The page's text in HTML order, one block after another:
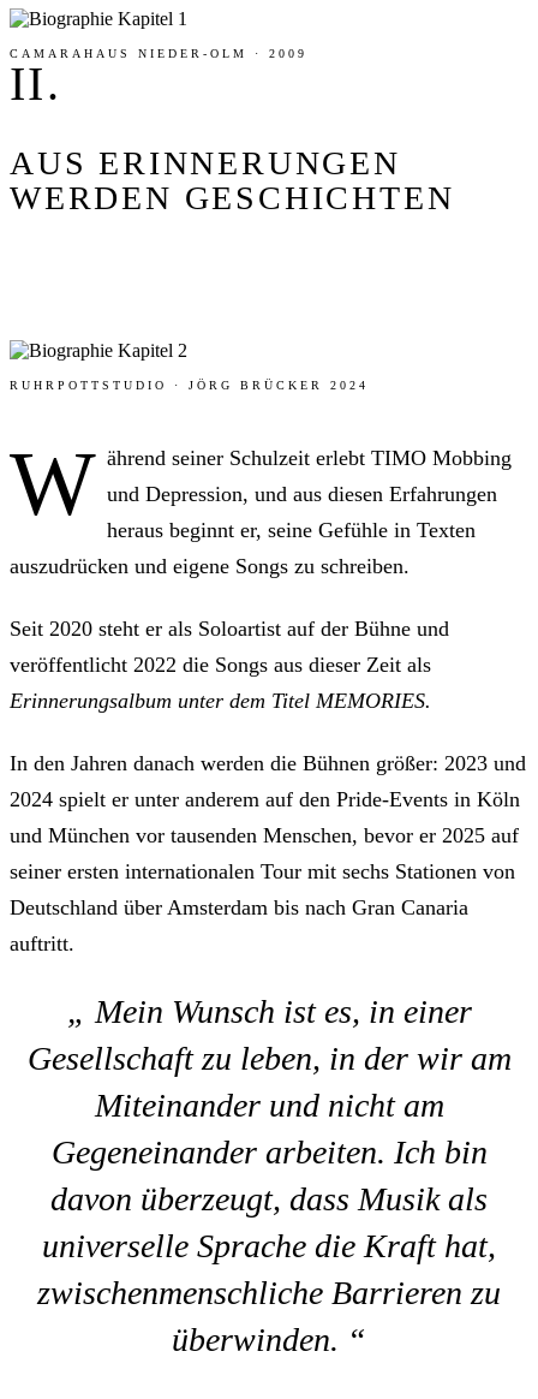
CAMARAHAUS NIEDER-OLM · 2009
II.
AUS ERINNERUNGEN
WERDEN GESCHICHTEN
RUHRPOTTSTUDIO · JÖRG BRÜCKER 2024
W ährend seiner Schulzeit erlebt TIMO Mobbing
und Depression, und aus diesen Erfahrungen
heraus beginnt er, seine Gefühle in Texten
auszudrücken und eigene Songs zu schreiben.
Seit 2020 steht er als Soloartist auf der Bühne und
veröffentlicht 2022 die Songs aus dieser Zeit als
Erinnerungsalbum unter dem Titel MEMORIES.
In den Jahren danach werden die Bühnen größer: 2023 und
2024 spielt er unter anderem auf den Pride-Events in Köln
und München vor tausenden Menschen, bevor er 2025 auf
seiner ersten internationalen Tour mit sechs Stationen von
Deutschland über Amsterdam bis nach Gran Canaria
auftritt.
Mein Wunsch ist es, in einer
Gesellschaft zu leben, in der wir am
Miteinander und nicht am
Gegeneinander arbeiten. Ich bin
davon überzeugt, dass Musik als
universelle Sprache die Kraft hat,
zwischenmenschliche Barrieren zu
überwinden.